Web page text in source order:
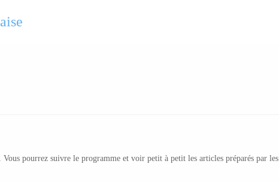
pourrez suivre le programme et voir petit à petit les articles préparés par les